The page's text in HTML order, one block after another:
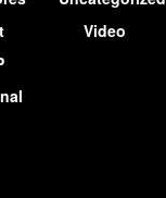
Video